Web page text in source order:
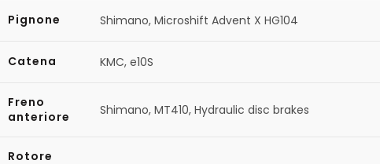
Pignone Shimano, Microshift Advent X HG104
Catena KMC, e10S
Freno
anteriore
Shimano, MT410, Hydraulic disc brakes
Rotore